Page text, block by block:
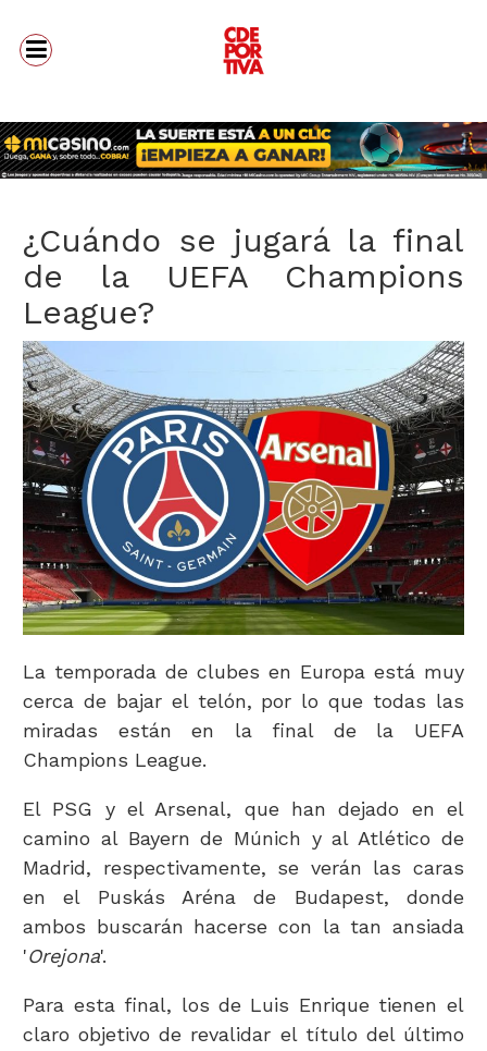
¿Cuándo se jugará la final
de la UEFA Champions
League?
La temporada de clubes en Europa está muy
cerca de bajar el telón, por lo que todas las
miradas están en la final de la UEFA
Champions League.
El PSG y el Arsenal, que han dejado en el
camino al Bayern de Múnich y al Atlético de
Madrid, respectivamente, se verán las caras
en el Puskás Aréna de Budapest, donde
ambos buscarán hacerse con la tan ansiada
'Orejona'.
Para esta final, los de Luis Enrique tienen el
claro objetivo de revalidar el título del último